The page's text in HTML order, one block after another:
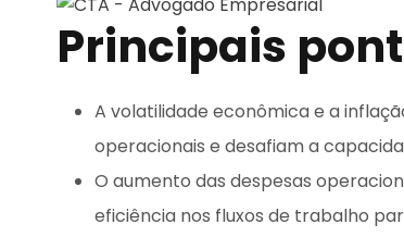
Principais
A volatilidade econômica e a
operacionais e desafiam a
O aumento das despesas
eficiência nos fluxos de trabalho